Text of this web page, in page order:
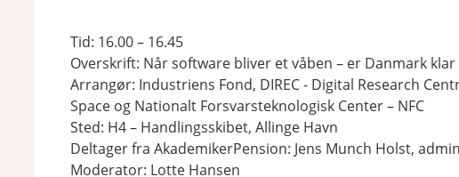
Tid: 16.00 – 16.45
Overskrift: Når software bliver et våben – er Danmark
Arrangør: Industriens Fond, DIREC - Digital Research
Space og Nationalt Forsvarsteknologisk Center – NFC
Sted: H4 – Handlingsskibet, Allinge Havn
Deltager fra AkademikerPension: Jens Munch Holst,
Moderator: Lotte Hansen